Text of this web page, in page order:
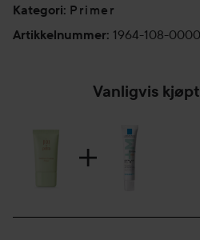
Kategori: Primer
Artikkelnummer: 1964-108-0000
Vanligvis